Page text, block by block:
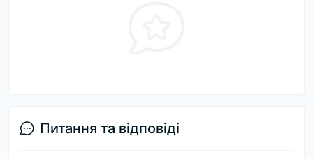
Питання та відповіді